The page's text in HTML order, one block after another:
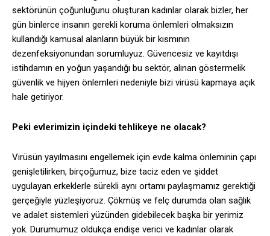
sektörünün çoğunluğunu oluşturan kadınlar olarak bizler, her
gün binlerce insanın gerekli koruma önlemleri olmaksızın
kullandığı kamusal alanların büyük bir kısmının
dezenfeksiyonundan sorumluyuz. Güvencesiz ve kayıtdışı
istihdamın en yoğun yaşandığı bu sektör, alınan göstermelik
güvenlik ve hijyen önlemleri nedeniyle bizi virüsü kapmaya açık
hale getiriyor.
Peki evlerimizin içindeki tehlikeye ne olacak?
Virüsün yayılmasını engellemek için evde kalma önleminin çapı
genişletilirken, birçoğumuz, bize taciz eden ve şiddet
uygulayan erkeklerle sürekli aynı ortamı paylaşmamız gerektiği
gerçeğiyle yüzleşiyoruz. Çökmüş ve felç durumda olan sağlık
ve adalet sistemleri yüzünden gidebilecek başka bir yerimiz
yok. Durumumuz oldukça endişe verici ve kadınlar olarak